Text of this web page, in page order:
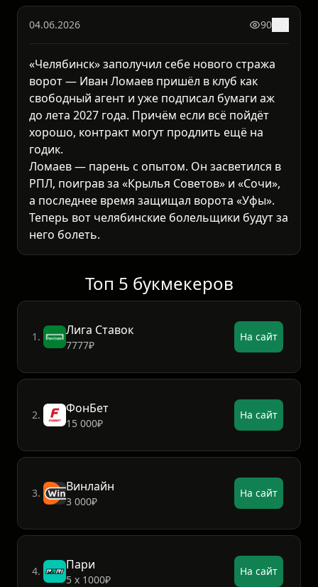
04.06.2026 90
«Челябинск» заполучил себе нового стража
ворот — Иван Ломаев пришёл в клуб как
свободный агент и уже подписал бумаги аж
до лета 2027 года. Причём если всё пойдёт
хорошо, контракт могут продлить ещё на
годик.
Ломаев — парень с опытом. Он засветился в
РПЛ, поиграв за «Крылья Советов» и «Сочи»,
а последнее время защищал ворота «Уфы».
Теперь вот челябинские болельщики будут за
него болеть.
Топ 5 букмекеров
1. Лига Ставок
7777₽
На сайт
2. ФонБет
15 000₽
На сайт
3. Винлайн
3 000₽
На сайт
4. Пари
5 х 1000₽
На сайт